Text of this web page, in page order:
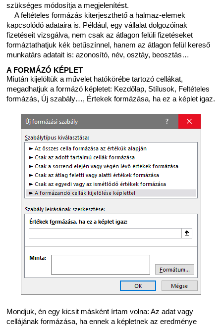
szükséges módosítja a megjelenítést.
A feltételes formázás kiterjeszthető a halmaz-elemek
kapcsolódó adataira is. Például, egy vállalat dolgozóinak
fizetéseit vizsgálva, nem csak az átlagon felüli fizetéseket
formáztathatjuk kék betűszínnel, hanem az átlagon felül kereső
munkatárs adatait is: azonosító, név, osztáy, beosztás…
A FORMÁZÓ KÉPLET
Miután kijelöltük a művelet hatókörébe tartozó cellákat,
megadhatjuk a formázó képletet: Kezdőlap, Stílusok, Feltételes
formázás, Új szabály…, Értekek formázása, ha ez a képlet igaz.
Mondjuk, én egy kicsit másként írtam volna: Az adat vagy
cellájának formázása, ha ennek a képletnek az eredménye